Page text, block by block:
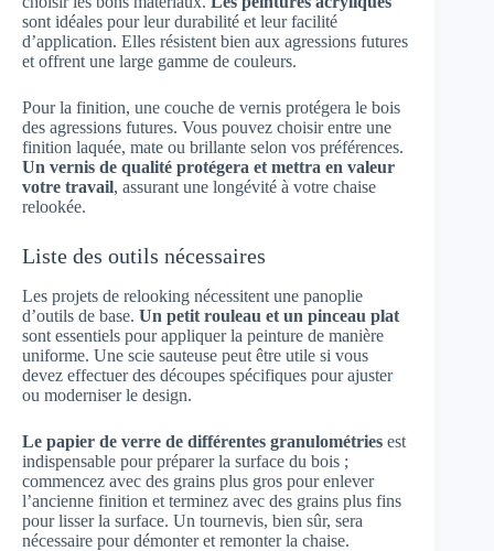
sont idéales pour leur durabilité et leur facilité
d’application. Elles résistent bien aux agressions futures
et offrent une large gamme de couleurs.
Pour la finition, une couche de vernis protégera le bois
des agressions futures. Vous pouvez choisir entre une
finition laquée, mate ou brillante selon vos préférences.
Un vernis de qualité protégera et mettra en valeur
votre travail, assurant une longévité à votre chaise
relookée.
Liste des outils nécessaires
Les projets de relooking nécessitent une panoplie
d’outils de base. Un petit rouleau et un pinceau plat
sont essentiels pour appliquer la peinture de manière
uniforme. Une scie sauteuse peut être utile si vous
devez effectuer des découpes spécifiques pour ajuster
ou moderniser le design.
Le papier de verre de différentes granulométries est
indispensable pour préparer la surface du bois ;
commencez avec des grains plus gros pour enlever
l’ancienne finition et terminez avec des grains plus fins
pour lisser la surface. Un tournevis, bien sûr, sera
nécessaire pour démonter et remonter la chaise.